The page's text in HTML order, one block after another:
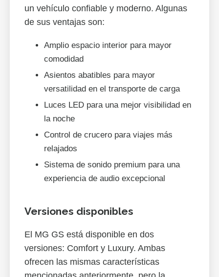
un vehículo confiable y moderno. Algunas
de sus ventajas son:
Amplio espacio interior para mayor
comodidad
Asientos abatibles para mayor
versatilidad en el transporte de carga
Luces LED para una mejor visibilidad en
la noche
Control de crucero para viajes más
relajados
Sistema de sonido premium para una
experiencia de audio excepcional
Versiones disponibles
El MG GS está disponible en dos
versiones: Comfort y Luxury. Ambas
ofrecen las mismas características